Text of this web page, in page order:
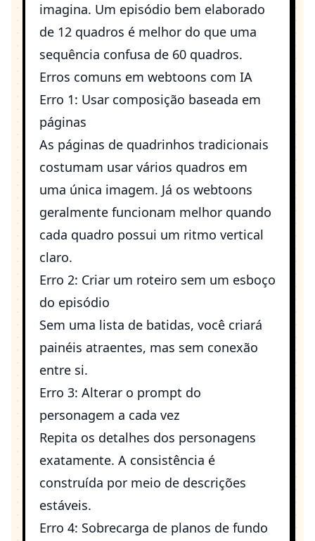
imagina. Um episódio bem elaborado
de 12 quadros é melhor do que uma
sequência confusa de 60 quadros.
Erros comuns em webtoons com IA
Erro 1: Usar composição baseada em
páginas
As páginas de quadrinhos tradicionais
costumam usar vários quadros em
uma única imagem. Já os webtoons
geralmente funcionam melhor quando
cada quadro possui um ritmo vertical
claro.
Erro 2: Criar um roteiro sem um esboço
do episódio
Sem uma lista de batidas, você criará
painéis atraentes, mas sem conexão
entre si.
Erro 3: Alterar o prompt do
personagem a cada vez
Repita os detalhes dos personagens
exatamente. A consistência é
construída por meio de descrições
estáveis.
Erro 4: Sobrecarga de planos de fundo